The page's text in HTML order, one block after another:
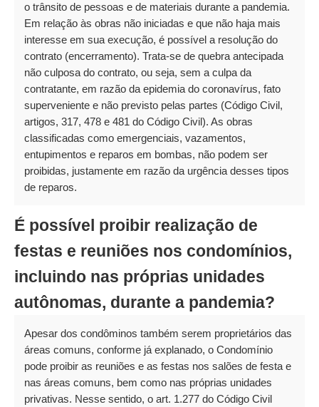
o trânsito de pessoas e de materiais durante a pandemia.
Em relação às obras não iniciadas e que não haja mais
interesse em sua execução, é possível a resolução do
contrato (encerramento). Trata-se de quebra antecipada
não culposa do contrato, ou seja, sem a culpa da
contratante, em razão da epidemia do coronavírus, fato
superveniente e não previsto pelas partes (Código Civil,
artigos, 317, 478 e 481 do Código Civil). As obras
classificadas como emergenciais, vazamentos,
entupimentos e reparos em bombas, não podem ser
proibidas, justamente em razão da urgência desses tipos
de reparos.
É possível proibir realização de
festas e reuniões nos condomínios,
incluindo nas próprias unidades
autônomas, durante a pandemia?
Apesar dos condôminos também serem proprietários das
áreas comuns, conforme já explanado, o Condomínio
pode proibir as reuniões e as festas nos salões de festa e
nas áreas comuns, bem como nas próprias unidades
privativas. Nesse sentido, o art. 1.277 do Código Civil